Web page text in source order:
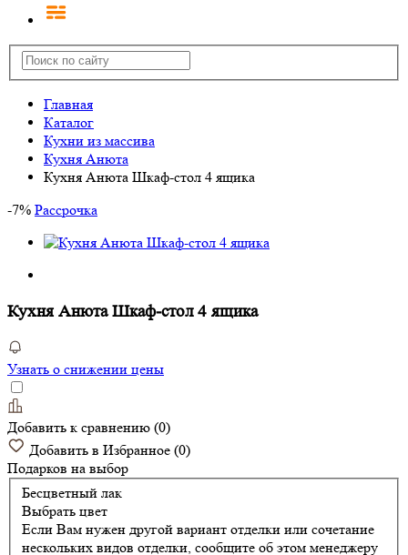
Главная
Каталог
Кухни из массива
Кухня Анюта
Кухня Анюта Шкаф-стол 4 ящика
-7% Рассрочка
Кухня Анюта Шкаф-стол 4 ящика
Узнать о снижении цены
Добавить к сравнению (0)
Добавить в Избранное (0)
Подарков на выбор
Бесцветный лак
Выбрать цвет
Если Вам нужен другой вариант отделки или сочетание
нескольких видов отделки, сообщите об этом менеджеру